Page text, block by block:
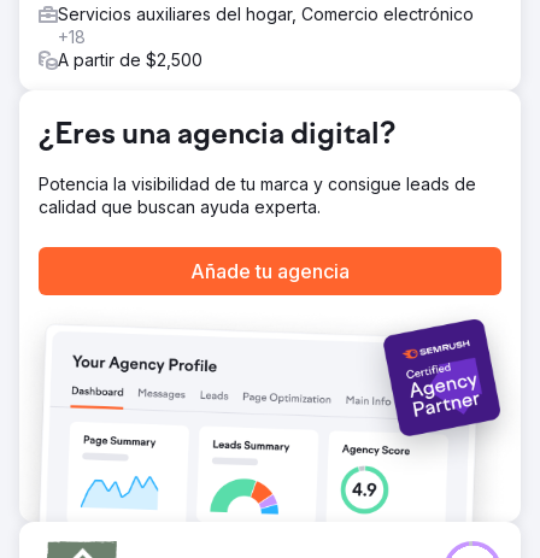
y facilita la vinculación de campañas sociales a nuestro
sitio para obtener más información. El contenido
educativo ha sido premiado y ha aumentado las consultas
Ir a la página de la agencia
Servicios auxiliares del hogar, Comercio electrónico
+18
A partir de $2,500
¿Eres una agencia digital?
Potencia la visibilidad de tu marca y consigue leads de
calidad que buscan ayuda experta.
Añade tu agencia